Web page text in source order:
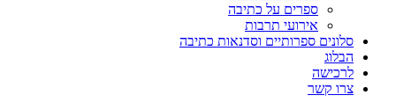
ספרים על כתיבה
אירועי תרבות
סלונים ספרותיים וסדנאות כתיבה
הבלוג
לרכישה
צרו קשר